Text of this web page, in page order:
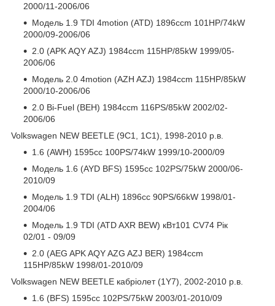
2000/11-2006/06
Модель 1.9 TDI 4motion (ATD) 1896ccm 101HP/74kW
2000/09-2006/06
2.0 (APK AQY AZJ) 1984ccm 115HP/85kW 1999/05-
2006/06
Модель 2.0 4motion (AZH AZJ) 1984ccm 115HP/85kW
2000/10-2006/06
2.0 Bi-Fuel (BEH) 1984ccm 116PS/85kW 2002/02-
2006/06
Volkswagen NEW BEETLE (9C1, 1C1), 1998-2010 р.в.
1.6 (AWH) 1595cc 100PS/74kW 1999/10-2000/09
Модель 1.6 (AYD BFS) 1595cc 102PS/75kW 2000/06-
2010/09
Модель 1.9 TDI (ALH) 1896cc 90PS/66kW 1998/01-
2004/06
Модель 1.9 TDI (ATD AXR BEW) кВт101 CV74 Рік
02/01 - 09/09
2.0 (AEG APK AQY AZG AZJ BER) 1984ccm
115HP/85kW 1998/01-2010/09
Volkswagen NEW BEETLE кабріолет (1Y7), 2002-2010 р.в.
1.6 (BFS) 1595cc 102PS/75kW 2003/01-2010/09